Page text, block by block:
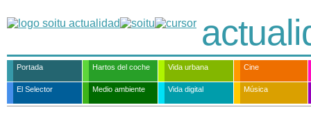
Portada Hartos del coche Vida urbana Cine
El Selector Medio ambiente Vida digital Música